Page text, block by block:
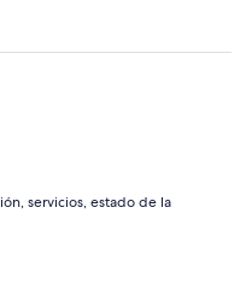
servicios, estado de la